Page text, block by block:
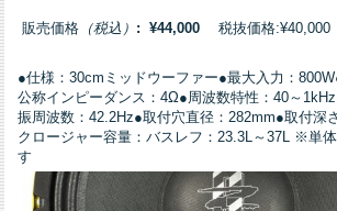
販売価格 （税込） : ¥44,000 税抜価格:¥40,000
●仕様：30cmミッドウーファー●最大入力：
公称インピーダンス：4Ω●周波数特性：40～
振周波数：42.2Hz●取付穴直径：282mm●取付深
クロージャー容量：バスレフ：23.3L～37L ※単
す